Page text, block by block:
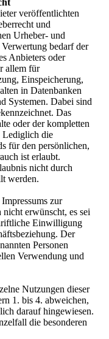
veröffentlichten
und
Urheber- und
bedarf der
Anbieters oder
allem für
Einspeicherung,
in Datenbanken
Systemen. Dabei sind
Das
oder der kompletten
Lediglich die
für den persönlichen,
ist erlaubt.
nicht durch
werden.
zur
erwünscht, es sei
Einwilligung
Der
Personen
Verwendung und
Nutzungen dieser
1. bis 4. abweichen,
darauf hingewiesen.
die besonderen